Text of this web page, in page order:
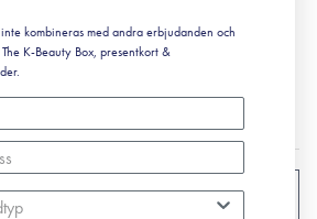
SVERIGE
kombineras med andra erbjudanden och
K-Beauty Box, presentkort &